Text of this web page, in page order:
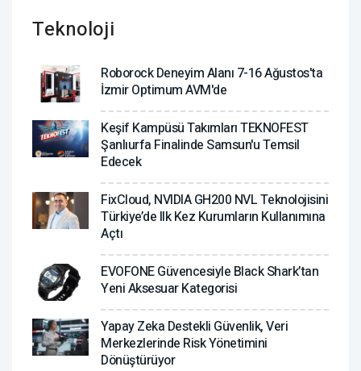
Teknoloji
Roborock Deneyim Alanı 7-16 Ağustos'ta
İzmir Optimum AVM'de
Keşif Kampüsü Takımları TEKNOFEST
Şanlıurfa Finalinde Samsun'u Temsil
Edecek
FixCloud, NVIDIA GH200 NVL Teknolojisini
Türkiye’de Ilk Kez Kurumların Kullanımına
Açtı
EVOFONE Güvencesiyle Black Shark’tan
Yeni Aksesuar Kategorisi
Yapay Zeka Destekli Güvenlik, Veri
Merkezlerinde Risk Yönetimini
Dönüştürüyor